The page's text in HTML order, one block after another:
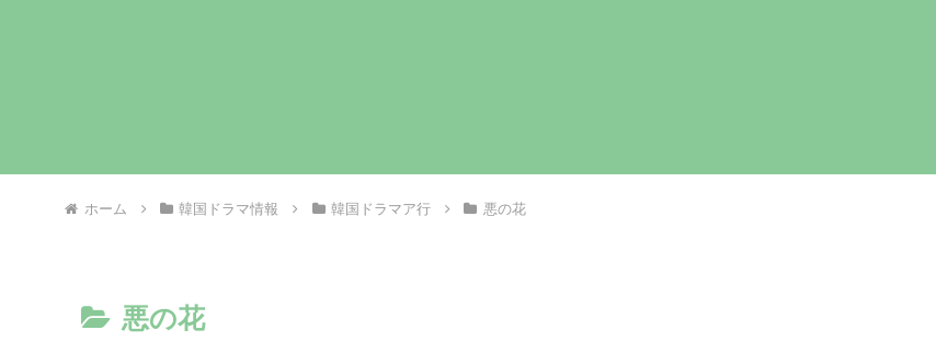
ホーム 韓国ドラマ情報 韓国ドラマア行 悪の花
悪の花